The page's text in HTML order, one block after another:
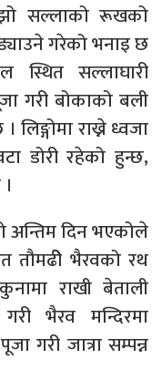
सल्लाको रूखको
गरेको भनाइ छ
स्थित सल्लाघारी
गरी बोकाको बली
राख्ने ध्वजा
डोरी रहेको हुन्छ,
अन्तिम दिन भएकोले
तौमढीे भैरवको रथ
राखी बेताली
भैरव मन्दिरमा
गरी जात्रा सम्पन्न